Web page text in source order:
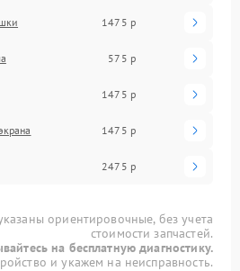
1475 р
575 р
1475 р
1475 р
2475 р
ориентировочные, без учета
стоимости запчастей.
на бесплатную диагностику.
и укажем на неисправность.